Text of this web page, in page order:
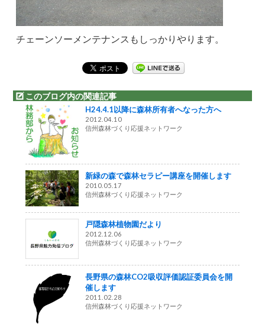
チェーンソーメンテナンスもしっかりやります。
このブログ内の関連記事
H24.4.1以降に森林所有者へなった方へ
2012.04.10
信州森林づくり応援ネットワーク
新緑の森で森林セラピー講座を開催します
2010.05.17
信州森林づくり応援ネットワーク
戸隠森林植物園だより
2012.12.06
信州森林づくり応援ネットワーク
長野県の森林CO2吸収評価認証委員会を開
催します
2011.02.28
信州森林づくり応援ネットワーク